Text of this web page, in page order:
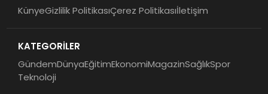
KünyeGizlilik PolitikasıÇerez Politikasıİletişim
KATEGORİLER
GündemDünyaEğitimEkonomiMagazinSağlıkSpor
Teknoloji